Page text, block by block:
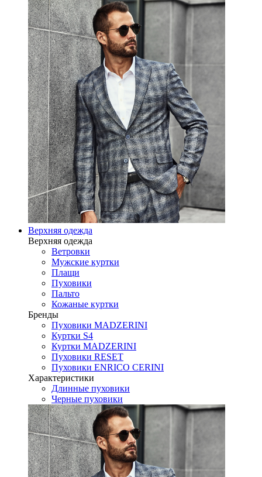
Верхняя одежда
Верхняя одежда
Ветровки
Мужские куртки
Плащи
Пуховики
Пальто
Кожаные куртки
Бренды
Пуховики MADZERINI
Куртки S4
Куртки MADZERINI
Пуховики RESET
Пуховики ENRICO CERINI
Характеристики
Длинные пуховики
Черные пуховики